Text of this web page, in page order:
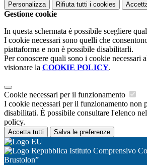
Personalizza Rifiuta tutti i cookies
Gestione cookie
In questa schermata è possibile scegliere
I cookie necessari sono quelli che
piattaforma e non è possibile disabilitarli.
Per conoscere quali sono i cookie necessari
visionare la COOKIE POLICY.
Cookie necessari per il funzionamento
I cookie necessari per il funzionamento non
disabilitati. È possibile consultare l'elenco
policy.
Accetta tutti Salva le preferenze
Istituto Comprensivo
Brustolon”